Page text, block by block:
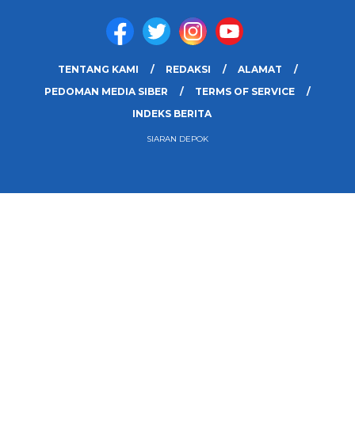
TENTANG KAMI REDAKSI
ALAMAT
PEDOMAN MEDIA SIBER
TERMS OF SERVICE
INDEKS BERITA
SIARAN DEPOK